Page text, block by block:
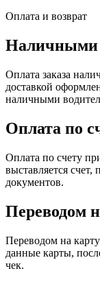
Оплата и возврат
Наличными
Оплата заказа
доставкой
наличными
Оплата по
Оплата по счету
выставляется счет,
документов.
Переводом
Переводом на
данные карты,
чек.